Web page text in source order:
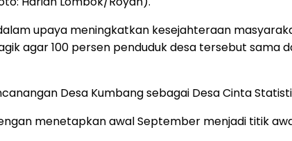
upaya meningkatkan kesejahteraan
agar 100 persen penduduk desa tersebut sama
Desa Kumbang sebagai Desa Cinta
menetapkan awal September menjadi titik